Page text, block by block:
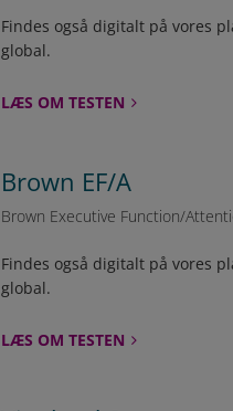
Findes også digitalt på vores
global.
LÆS OM TESTEN
Brown EF/A
Brown Executive Function/
Findes også digitalt på vores
global.
LÆS OM TESTEN